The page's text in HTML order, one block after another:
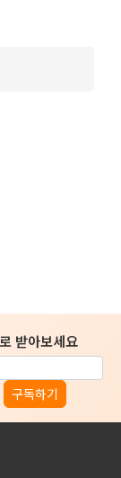
받아보세요
구독하기